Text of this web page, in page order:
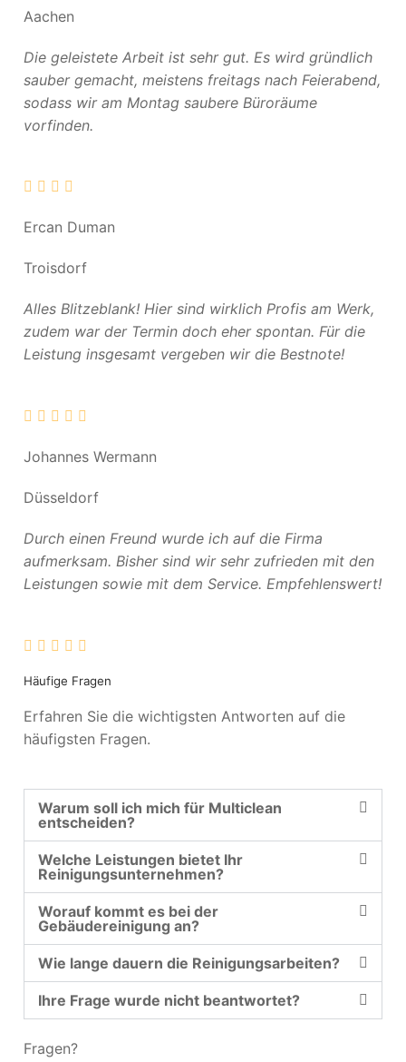
Aachen
Die geleistete Arbeit ist sehr gut. Es wird gründlich
sauber gemacht, meistens freitags nach Feierabend,
sodass wir am Montag saubere Büroräume
vorfinden.
Ercan Duman
Troisdorf
Alles Blitzeblank! Hier sind wirklich Profis am Werk,
zudem war der Termin doch eher spontan. Für die
Leistung insgesamt vergeben wir die Bestnote!
Johannes Wermann
Düsseldorf
Durch einen Freund wurde ich auf die Firma
aufmerksam. Bisher sind wir sehr zufrieden mit den
Leistungen sowie mit dem Service. Empfehlenswert!
Häufige Fragen
Erfahren Sie die wichtigsten Antworten auf die
häufigsten Fragen.
Warum soll ich mich für Multiclean
entscheiden?
Welche Leistungen bietet Ihr
Reinigungsunternehmen?
Worauf kommt es bei der
Gebäudereinigung an?
Wie lange dauern die Reinigungsarbeiten?
Ihre Frage wurde nicht beantwortet?
Fragen?